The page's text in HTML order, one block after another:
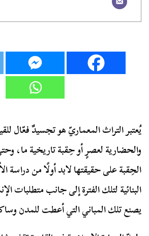
يُعتبر التراث المعماريّ هو تجسيدٌ فعّال
والحضارية لعصرٍ أو حِقبة تاريخية ما،
الحِقبة على حقيقتها لابد أولًا من دراسة
البنائية لتلك الفترة إلى جانب متطلبات
يصنع تلك المباني التي أعطت للمدن